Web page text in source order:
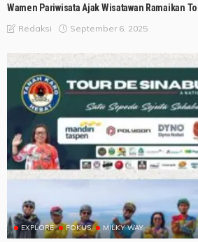
Wamen Pariwisata Ajak Wisatawan Ramaikan
Redaksi September 6, 2025
EXPLORE FOKUS MILKY WAY